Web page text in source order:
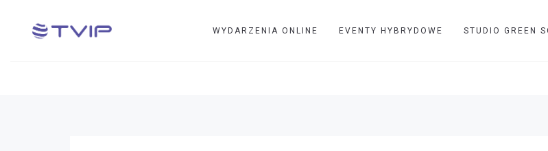
WYDARZENIA ONLINE EVENTY HYBRYDOWE STUDIO GREEN